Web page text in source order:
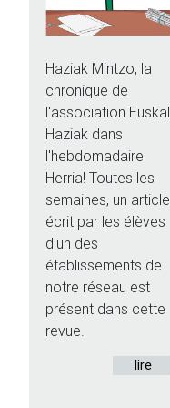
Haziak Mintzo, la
chronique de
l'association Euskal
Haziak dans
l'hebdomadaire
Herria! Toutes les
semaines, un article
écrit par les élèves
d'un des
établissements de
notre réseau est
présent dans cette
revue.
lire